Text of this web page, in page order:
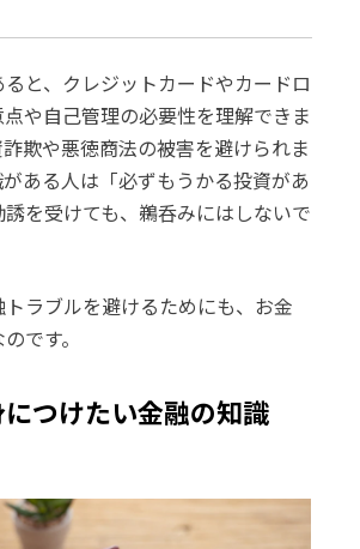
と、クレジットカードやカードロ
や自己管理の必要性を理解できま
欺や悪徳商法の被害を避けられま
ある人は「必ずもうかる投資があ
を受けても、鵜呑みにはしないで
トラブルを避けるためにも、お金
です。
つけたい金融の知識